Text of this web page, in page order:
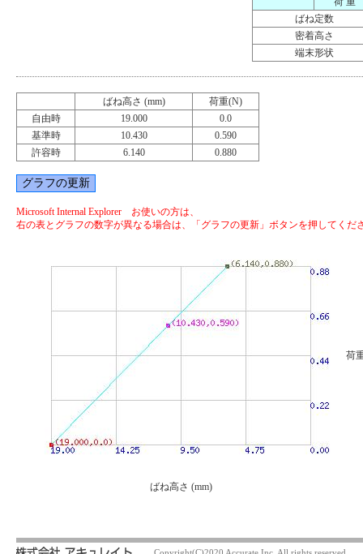
ばね定数
密着高さ
端末形状
ばね高さ (mm)
荷重(N)
自由時
19.000
0.0
基準時
10.430
0.590
許容時
6.140 0.880
Microsoft Internal Explorer お使いの方は、
右の表とグラフの数字が異なる場合は、「グラフの更新」ボタンを押してくだ
荷
ばね高さ (mm)